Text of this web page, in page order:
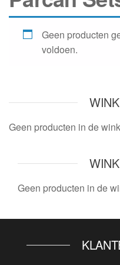
Geen producten
voldoen.
Geen producten in de
Geen producten in de